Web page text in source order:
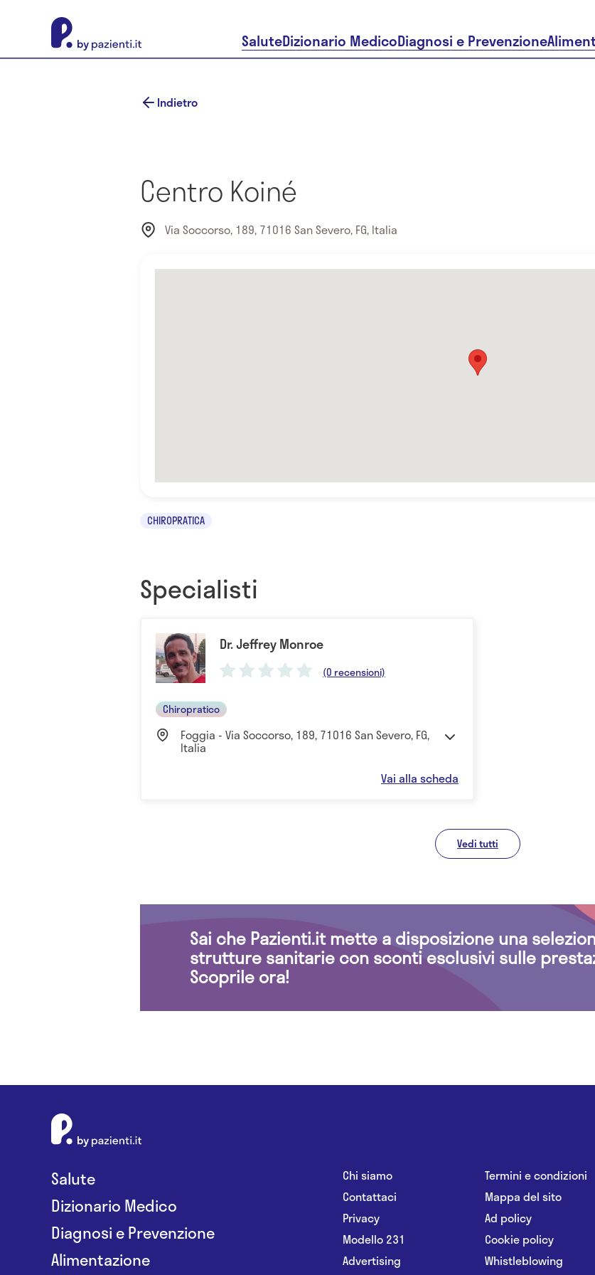
SaluteDizionario MedicoDiagnosi e Prevenzione
Indietro
Centro Koiné
Via Soccorso, 189, 71016 San Severo, FG, Italia
CHIROPRATICA
Specialisti
Dr. Jeffrey Monroe
(0 recensioni)
Chiropratico
Foggia - Via Soccorso, 189, 71016 San Severo, FG,
Italia
Vai alla scheda
Vedi tutti
Sai che Pazienti.it mette a disposizione una
strutture sanitarie con sconti esclusivi sulle
Scoprile ora!
Salute
Dizionario Medico
Diagnosi e Prevenzione
Alimentazione
Chi siamo
Contattaci
Privacy
Modello 231
Advertising
Termini e condizioni
Mappa del sito
Ad policy
Cookie policy
Whistleblowing